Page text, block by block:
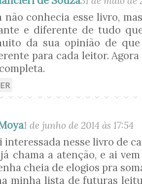
não conhecia esse livro,
e diferente de tudo
da sua opinião de
para cada leitor.
1 de junho de 2014 às 17:54
interessada nesse livro de
chama a atenção, e ai
cheia de elogios pra
minha lista de futuras